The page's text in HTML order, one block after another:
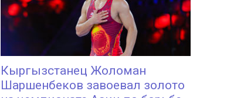
Кыргызстанец Жоломан
Шаршенбеков завоевал золото